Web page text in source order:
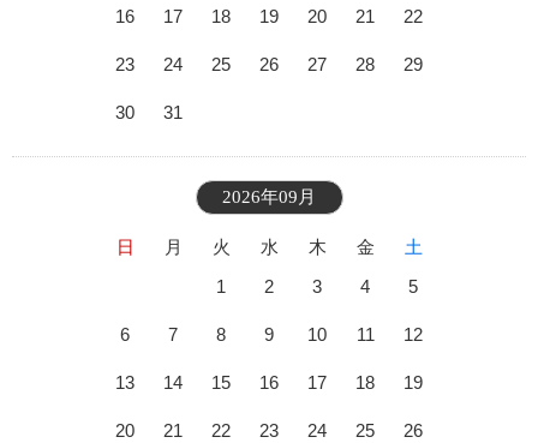
16 17 18 19 20 21 22
23 24 25 26 27 28 29
30 31
2026年09月
日 月 火 水 木 金
土
1
2 3 4 5
6 7 8 9 10 11 12
13 14 15 16 17 18 19
20 21 22 23 24 25 26